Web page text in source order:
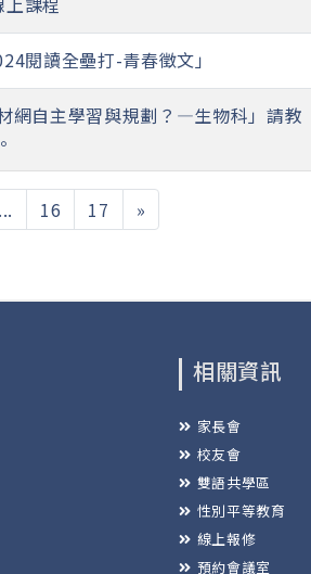
閱讀全壘打-青春徵文」
網自主學習與規劃？—生物科」請教
... 16 17 »
相關資訊
家長會
校友會
雙語共學區
性別平等教育
線上報修
預約會議室